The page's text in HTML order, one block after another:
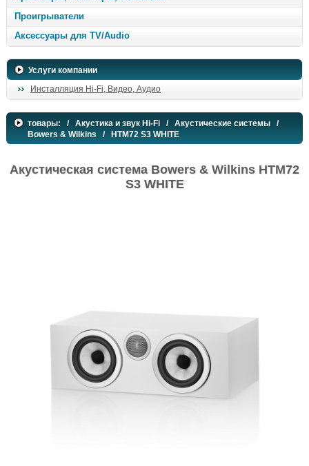
Проигрыватели
Аксессуары для TV/Audio
Услуги компании
Инсталляция Hi-Fi, Видео, Аудио
товары: / Акустика и звук Hi-Fi / Акустические системы /
Bowers & Wilkins / HTM72 S3 WHITE
Акустическая система Bowers & Wilkins HTM72
S3 WHITE